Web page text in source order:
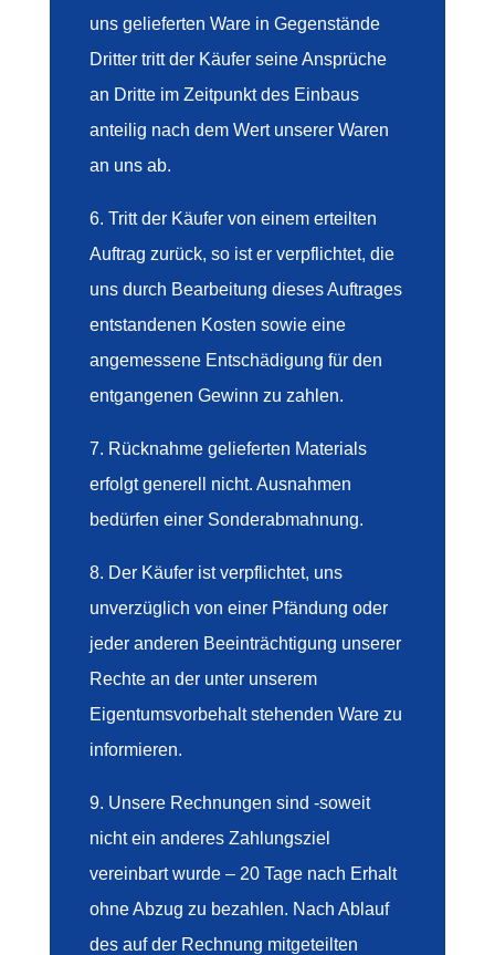
uns gelieferten Ware in Gegenstände
Dritter tritt der Käufer seine Ansprüche
an Dritte im Zeitpunkt des Einbaus
anteilig nach dem Wert unserer Waren
an uns ab.
6. Tritt der Käufer von einem erteilten
Auftrag zurück, so ist er verpflichtet, die
uns durch Bearbeitung dieses Auftrages
entstandenen Kosten sowie eine
angemessene Entschädigung für den
entgangenen Gewinn zu zahlen.
7. Rücknahme gelieferten Materials
erfolgt generell nicht. Ausnahmen
bedürfen einer Sonderabmahnung.
8. Der Käufer ist verpflichtet, uns
unverzüglich von einer Pfändung oder
jeder anderen Beeinträchtigung unserer
Rechte an der unter unserem
Eigentumsvorbehalt stehenden Ware zu
informieren.
9. Unsere Rechnungen sind -soweit
nicht ein anderes Zahlungsziel
vereinbart wurde – 20 Tage nach Erhalt
ohne Abzug zu bezahlen. Nach Ablauf
des auf der Rechnung mitgeteilten